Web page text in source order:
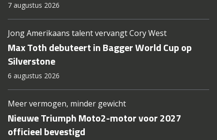
7 augustus 2026
Jong Amerikaans talent vervangt Cory West
Max Toth debuteert in Bagger World Cup op
Silverstone
6 augustus 2026
Meer vermogen, minder gewicht
Nieuwe Triumph Moto2-motor voor 2027
officieel bevestigd